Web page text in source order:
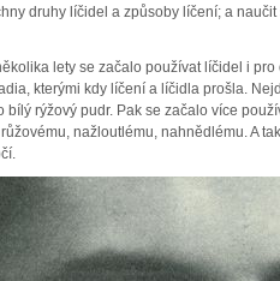
druhy líčidel a způsoby líčení; a
lety se začalo používat líčidel i
kterými kdy líčení a líčidla prošla.
bílý rýžový pudr. Pak se začalo více
nažloutlému, nahnědlému. A